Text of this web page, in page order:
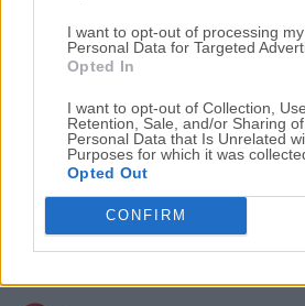
I want to opt-out of processing my
Personal Data for Targeted
Opted In
I want to opt-out of Collection, Use,
Retention, Sale, and/or Sharing
Personal Data that Is Unrelated
Purposes for which it was
Opted Out
CONFIRM
Descargar Mindomo
¿Por qué se publica esta aplicación
información